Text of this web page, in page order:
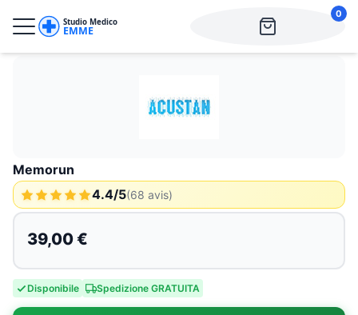
0
Memorun - Image principale
Memorun
4.4/5(68 avis)
39,00 €
Disponibile Spedizione GRATUITA